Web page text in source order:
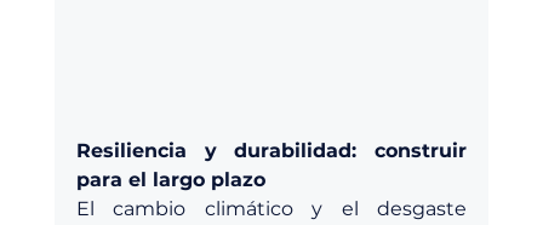
Resiliencia y durabilidad: construir
para el largo plazo
El cambio climático y el desgaste